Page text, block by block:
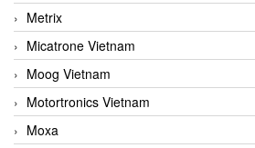
Metrix
Micatrone Vietnam
Moog Vietnam
Motortronics Vietnam
Moxa